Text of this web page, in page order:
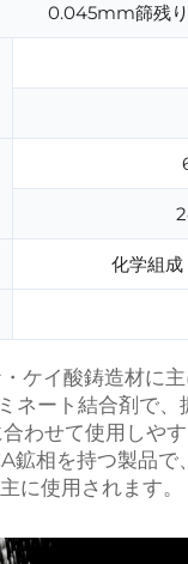
0.045mm篩残
化学組
ケイ酸鋳造材に
ート結合剤で、
わせて使用しや
相を持つ製品で
に使用されます。